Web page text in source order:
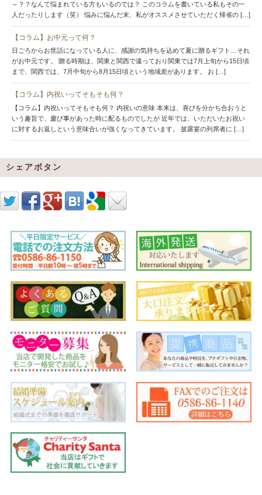
～？？なんて悩まれている方もいるのでは？ このコラムを書いている私もその一
人だったりします（笑） 悩みに悩んだ末、私がオススメさせていただく帰省の […]
【コラム】お中元って何？
日ごろからお世話になっている人に、感謝の気持ちを込めて夏に贈るギフト…それ
がお中元です。 贈る時期は、関東と関西で違っており関東では7月上旬から15日頃
まで、関西では、7月中旬から8月15日頃という地域差があります。 お […]
【コラム】内祝いってそもそも何？
【コラム】内祝いってそもそも何？ 内祝いの意味 本来は、喜びを分かち合おうと
いう趣旨で、慶び事があった時に配るものでしたが 近年では、いただいたお祝い
に対するお返しという意味合いが強くなってきています。 披露宴の列席者に […]
シェアボタン